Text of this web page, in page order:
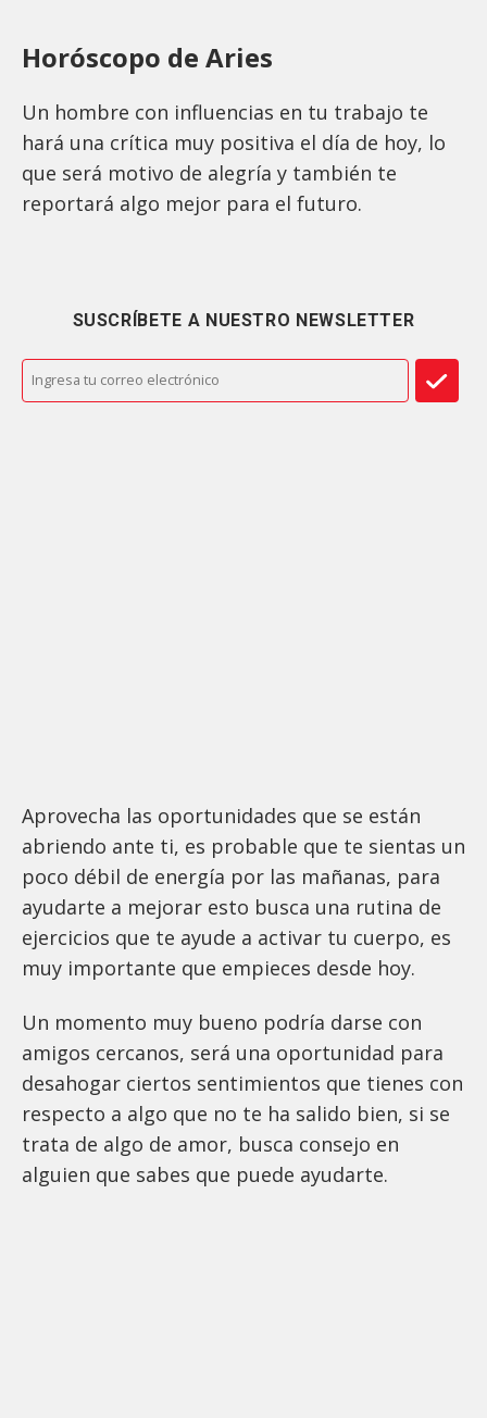
Horóscopo de Aries
Un hombre con influencias en tu trabajo te
hará una crítica muy positiva el día de hoy, lo
que será motivo de alegría y también te
reportará algo mejor para el futuro.
SUSCRÍBETE A NUESTRO NEWSLETTER
Aprovecha las oportunidades que se están
abriendo ante ti, es probable que te sientas un
poco débil de energía por las mañanas, para
ayudarte a mejorar esto busca una rutina de
ejercicios que te ayude a activar tu cuerpo, es
muy importante que empieces desde hoy.
Un momento muy bueno podría darse con
amigos cercanos, será una oportunidad para
desahogar ciertos sentimientos que tienes con
respecto a algo que no te ha salido bien, si se
trata de algo de amor, busca consejo en
alguien que sabes que puede ayudarte.